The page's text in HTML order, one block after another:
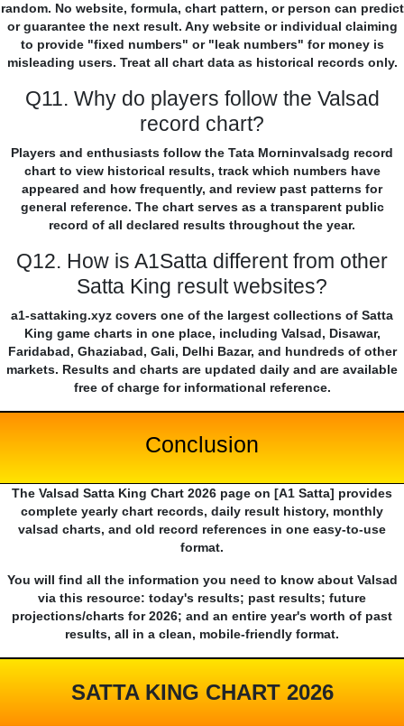
random. No website, formula, chart pattern, or person can predict
or guarantee the next result. Any website or individual claiming
to provide "fixed numbers" or "leak numbers" for money is
misleading users. Treat all chart data as historical records only.
Q11. Why do players follow the Valsad
record chart?
Players and enthusiasts follow the Tata Morninvalsadg record
chart to view historical results, track which numbers have
appeared and how frequently, and review past patterns for
general reference. The chart serves as a transparent public
record of all declared results throughout the year.
Q12. How is A1Satta different from other
Satta King result websites?
a1-sattaking.xyz covers one of the largest collections of Satta
King game charts in one place, including Valsad, Disawar,
Faridabad, Ghaziabad, Gali, Delhi Bazar, and hundreds of other
markets. Results and charts are updated daily and are available
free of charge for informational reference.
Conclusion
The Valsad Satta King Chart 2026 page on [A1 Satta] provides
complete yearly chart records, daily result history, monthly
valsad charts, and old record references in one easy-to-use
format.
You will find all the information you need to know about Valsad
via this resource: today's results; past results; future
projections/charts for 2026; and an entire year's worth of past
results, all in a clean, mobile-friendly format.
SATTA KING CHART 2026